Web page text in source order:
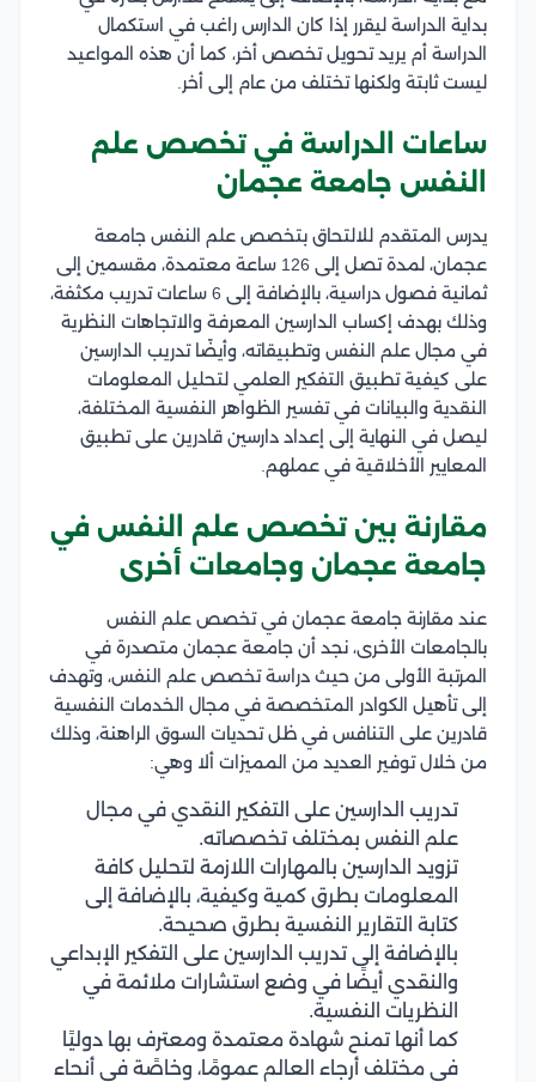
بداية الدراسة ليقرر إذا كان الدارس راغب في استكمال
الدراسة أم يريد تحويل تخصص أخر، كما أن هذه المواعيد
ليست ثابتة ولكنها تختلف من عام إلى أخر.
ساعات الدراسة في تخصص علم
النفس جامعة عجمان
يدرس المتقدم للالتحاق بتخصص علم النفس جامعة
عجمان، لمدة تصل إلى 126 ساعة معتمدة، مقسمين إلى
ثمانية فصول دراسية، بالإضافة إلى 6 ساعات تدريب مكثفة،
وذلك بهدف إكساب الدارسين المعرفة والاتجاهات النظرية
في مجال علم النفس وتطبيقاته، وأيضًا تدريب الدارسين
على كيفية تطبيق التفكير العلمي لتحليل المعلومات
النقدية والبيانات في تفسير الظواهر النفسية المختلفة،
ليصل في النهاية إلى إعداد دارسين قادرين على تطبيق
المعايير الأخلاقية في عملهم.
مقارنة بين تخصص علم النفس في
جامعة عجمان وجامعات أخرى
عند مقارنة جامعة عجمان في تخصص علم النفس
بالجامعات الأخرى، نجد أن جامعة عجمان متصدرة في
المرتبة الأولى من حيث دراسة تخصص علم النفس، وتهدف
إلى تأهيل الكوادر المتخصصة في مجال الخدمات النفسية
قادرين على التنافس في ظل تحديات السوق الراهنة، وذلك
من خلال توفير العديد من المميزات ألا وهي:
تدريب الدارسين على التفكير النقدي في مجال
علم النفس بمختلف تخصصاته.
تزويد الدارسين بالمهارات اللازمة لتحليل كافة
المعلومات بطرق كمية وكيفية، بالإضافة إلى
كتابة التقارير النفسية بطرق صحيحة.
بالإضافة إلى تدريب الدارسين على التفكير الإبداعي
والنقدي أيضًا في وضع استشارات ملائمة في
النظريات النفسية.
كما أنها تمنح شهادة معتمدة ومعترف بها دوليًا
في مختلف أرجاء العالم عمومًا، وخاصًة في أنحاء